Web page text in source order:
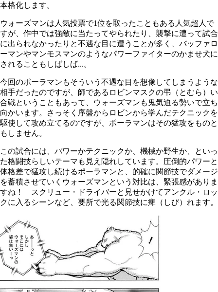
本格化します。
ウォーズマンは人気投票で1位を取ったこともある人気超人で
すが、作中では強敵に当たってやられたり、襲撃に遭って試合
に出られなかったりと不遇な目に遭うことが多く、バッファロ
ーマンやマンモスマンのようなパワーファイターのかませ犬に
されることもしばしば...。
今回のポーラマンもそういう不遇な目を想像してしまうような
相手だったのですが、師であるロビンマスクの弔（とむら）い
合戦ということもあって、ウォーズマンも鬼気迫る勢いで立ち
向かいます。さっそく序盤からロビンから学んだテクニックを
駆使して攻め立てるのですが、ポーラマンはその猛攻をものと
もしません。
この試合には、パワーかテクニックか、機械か野生か、といっ
た格闘技らしいテーマも見え隠れしています。圧倒的パワーと
体格差で猛攻し続けるポーラマンと、的確に関節技でダメージ
を蓄積させていくウォーズマンという対比は、緊張感がありま
すね！ スクリュー・ドライバーと見せかけてアンクル・ロッ
クに入るシーンなど、要所で光る関節技に痺（しび）れます。